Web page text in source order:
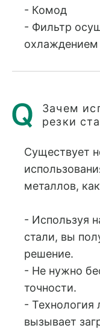
- Комод
- Фильтр
охлаждением
Зачем
резки
Существует
металлов,
- Используя
стали, вы
решение.
- Не нужно
точности.
- Технология
вызывает